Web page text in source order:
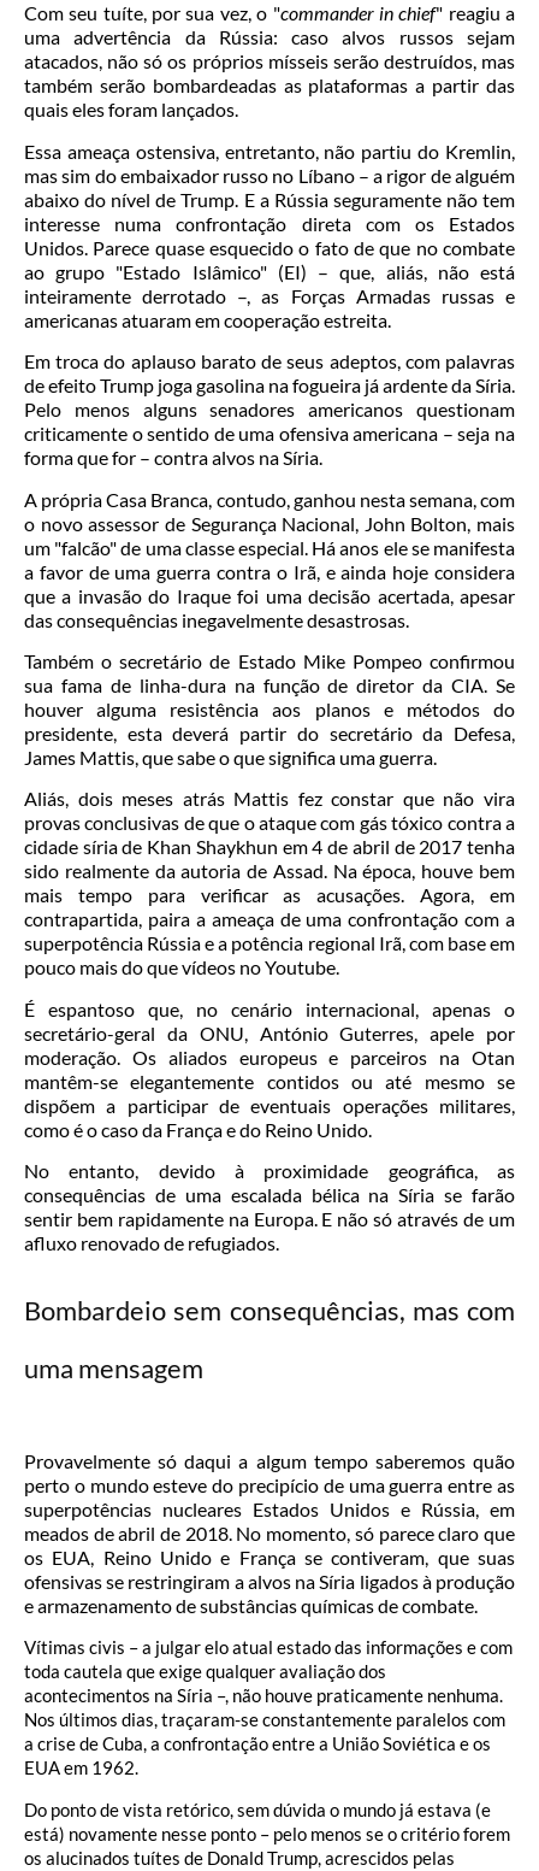
Com seu tuíte, por sua vez, o "commander in chief" reagiu a
uma advertência da Rússia: caso alvos russos sejam
atacados, não só os próprios mísseis serão destruídos, mas
também serão bombardeadas as plataformas a partir das
quais eles foram lançados.
Essa ameaça ostensiva, entretanto, não partiu do Kremlin,
mas sim do embaixador russo no Líbano – a rigor de alguém
abaixo do nível de Trump. E a Rússia seguramente não tem
interesse numa confrontação direta com os Estados
Unidos. Parece quase esquecido o fato de que no combate
ao grupo "Estado Islâmico" (EI) – que, aliás, não está
inteiramente derrotado –, as Forças Armadas russas e
americanas atuaram em cooperação estreita.
Em troca do aplauso barato de seus adeptos, com palavras
de efeito Trump joga gasolina na fogueira já ardente da Síria.
Pelo menos alguns senadores americanos questionam
criticamente o sentido de uma ofensiva americana – seja na
forma que for – contra alvos na Síria.
A própria Casa Branca, contudo, ganhou nesta semana, com
o novo assessor de Segurança Nacional, John Bolton, mais
um "falcão" de uma classe especial. Há anos ele se manifesta
a favor de uma guerra contra o Irã, e ainda hoje considera
que a invasão do Iraque foi uma decisão acertada, apesar
das consequências inegavelmente desastrosas.
Também o secretário de Estado Mike Pompeo confirmou
sua fama de linha-dura na função de diretor da CIA. Se
houver alguma resistência aos planos e métodos do
presidente, esta deverá partir do secretário da Defesa,
James Mattis, que sabe o que significa uma guerra.
Aliás, dois meses atrás Mattis fez constar que não vira
provas conclusivas de que o ataque com gás tóxico contra a
cidade síria de Khan Shaykhun em 4 de abril de 2017 tenha
sido realmente da autoria de Assad. Na época, houve bem
mais tempo para verificar as acusações. Agora, em
contrapartida, paira a ameaça de uma confrontação com a
superpotência Rússia e a potência regional Irã, com base em
pouco mais do que vídeos no Youtube.
É espantoso que, no cenário internacional, apenas o
secretário-geral da ONU, António Guterres, apele por
moderação. Os aliados europeus e parceiros na Otan
mantêm-se elegantemente contidos ou até mesmo se
dispõem a participar de eventuais operações militares,
como é o caso da França e do Reino Unido.
No entanto, devido à proximidade geográfica, as
consequências de uma escalada bélica na Síria se farão
sentir bem rapidamente na Europa. E não só através de um
afluxo renovado de refugiados.
Bombardeio sem consequências, mas com
uma mensagem
Provavelmente só daqui a algum tempo saberemos quão
perto o mundo esteve do precipício de uma guerra entre as
superpotências nucleares Estados Unidos e Rússia, em
meados de abril de 2018. No momento, só parece claro que
os EUA, Reino Unido e França se contiveram, que suas
ofensivas se restringiram a alvos na Síria ligados à produção
e armazenamento de substâncias químicas de combate.
Vítimas civis – a julgar elo atual estado das informações e com
toda cautela que exige qualquer avaliação dos
acontecimentos na Síria –, não houve praticamente nenhuma.
Nos últimos dias, traçaram-se constantemente paralelos com
a crise de Cuba, a confrontação entre a União Soviética e os
EUA em 1962.
Do ponto de vista retórico, sem dúvida o mundo já estava (e
está) novamente nesse ponto – pelo menos se o critério forem
os alucinados tuítes de Donald Trump, acrescidos pelas